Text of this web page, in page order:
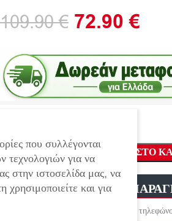
109.90€ 72.90€
ΠΡΟΣΘΉΚΗ ΣΤΟ
ΓΡΗΓΟΡΗ
που συλλέγονται
για να
στην ιστοσελίδα μας, να
και για